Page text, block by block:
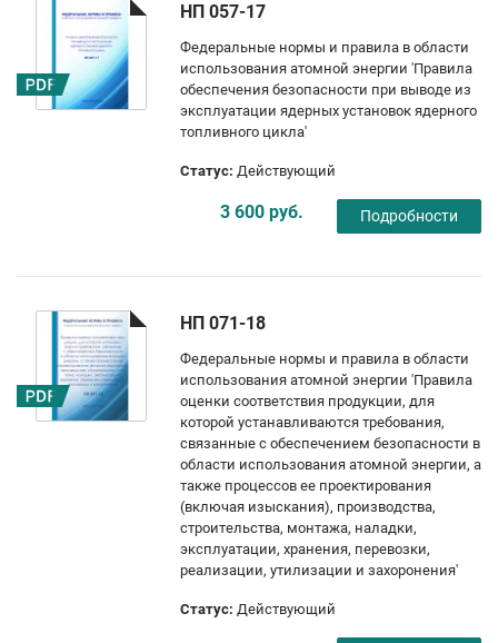
НП 057-17
Федеральные нормы и правила в области
использования атомной энергии 'Правила
обеспечения безопасности при выводе из
эксплуатации ядерных установок ядерного
топливного цикла'
Статус: Действующий
3 600 руб. Подробности
НП 071-18
Федеральные нормы и правила в области
использования атомной энергии 'Правила
оценки соответствия продукции, для
которой устанавливаются требования,
связанные с обеспечением безопасности в
области использования атомной энергии, а
также процессов ее проектирования
(включая изыскания), производства,
строительства, монтажа, наладки,
эксплуатации, хранения, перевозки,
реализации, утилизации и захоронения'
Статус: Действующий